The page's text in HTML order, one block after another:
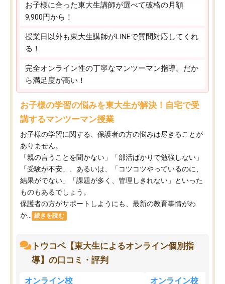
お子様に合った東大生講師が選べて破格の月額
9,900円から！
授業日以外も東大生講師がLINEで質問対応してくれ
る！
完全オンライン性の丁寧なマンツーマン指導。だか
ら満足度が高い！
お子様の学習の悩みを東大生が解決！自宅で受
講するマンツーマン授業
お子様の学習に関する、保護者の方の悩みは尽きることが
ありません。
「親の言うことを聞かない」「部活ばかりで勉強しない」
「受験が不安」、あるいは、「コツコツやっているのに、
結果がでない」「課題が多く、管理しきれない」といった
ものもあるでしょう。
保護者の方がサポートしようにも、最新の教育事情がわ
か...
続きを読む
トウコベ【東大生によるオンライン個別指
導】の口コミ・評判
オンライン校 オンライン校